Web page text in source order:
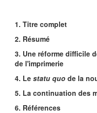
1. Titre complet
2. Résumé
3. Une réforme difficile
de l'imprimerie
4. Le statu quo de la
5. La continuation des
6. Références